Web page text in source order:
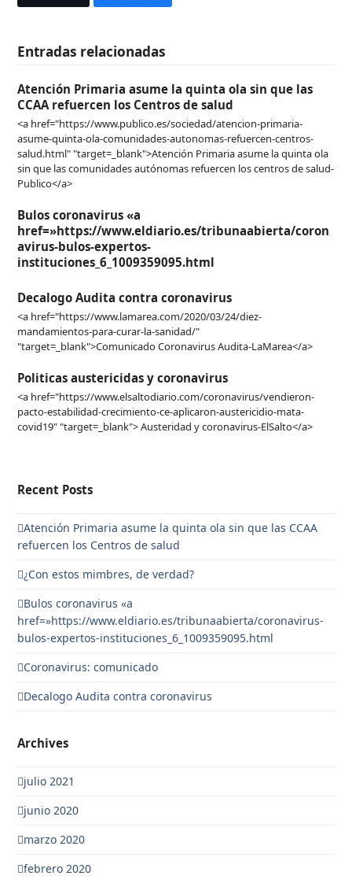
Entradas relacionadas
Atención Primaria asume la quinta ola sin que las
CCAA refuercen los Centros de salud
<a href="https://www.publico.es/sociedad/atencion-primaria-
asume-quinta-ola-comunidades-autonomas-refuercen-centros-
salud.html" "target=_blank">Atención Primaria asume la quinta ola
sin que las comunidades autónomas refuercen los centros de salud-
Publico</a>
Bulos coronavirus «a
href=»https://www.eldiario.es/tribunaabierta/coron
avirus-bulos-expertos-
instituciones_6_1009359095.html
Decalogo Audita contra coronavirus
<a href="https://www.lamarea.com/2020/03/24/diez-
mandamientos-para-curar-la-sanidad/"
"target=_blank">Comunicado Coronavirus Audita-LaMarea</a>
Politicas austericidas y coronavirus
<a href="https://www.elsaltodiario.com/coronavirus/vendieron-
pacto-estabilidad-crecimiento-ce-aplicaron-austericidio-mata-
covid19" "target=_blank"> Austeridad y coronavirus-ElSalto</a>
Recent Posts
Atención Primaria asume la quinta ola sin que las CCAA
refuercen los Centros de salud
¿Con estos mimbres, de verdad?
Bulos coronavirus «a
href=»https://www.eldiario.es/tribunaabierta/coronavirus-
bulos-expertos-instituciones_6_1009359095.html
Coronavirus: comunicado
Decalogo Audita contra coronavirus
Archives
julio 2021
junio 2020
marzo 2020
febrero 2020